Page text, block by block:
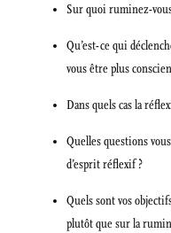
Sur quoi ruminez-
Qu’est-ce qui
vous être plus
Dans quels cas la
Quelles questions
d’esprit réflexif ?
Quels sont vos
plutôt que sur la